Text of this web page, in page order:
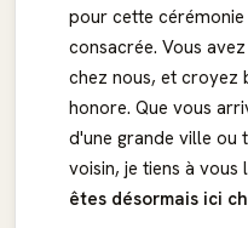
pour cette
consacrée. Vous
chez nous, et croyez
honore. Que vous
d'une grande ville ou
voisin, je tiens à vous
êtes désormais ici